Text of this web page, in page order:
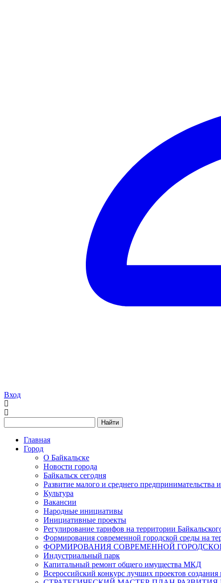
Вход
Найти
Главная
Город
О Байкальске
Новости города
Байкальск сегодня
Развитие малого и среднего предпринимательства
Культура
Вакансии
Народные инициативы
Инициативные проекты
Регулирование тарифов на территории
Формирования современной городской среды на
ФОРМИРОВАНИЯ СОВРЕМЕННОЙ
Индустриальный парк
Капитальный ремонт общего имущества МКД
Всероссийский конкурс лучших проектов